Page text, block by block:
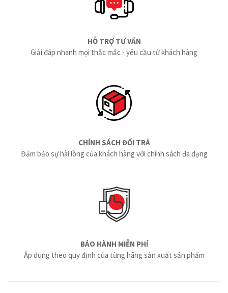
HỖ TRỢ TƯ VẤN
Giải đáp nhanh mọi thắc mắc - yêu cầu từ khách hàng
CHÍNH SÁCH ĐỔI TRẢ
Đảm bảo sự hài lòng của khách hàng với chính sách đa dạng
BẢO HÀNH MIỄN PHÍ
Áp dụng theo quy định của từng hãng sản xuất sản phẩm